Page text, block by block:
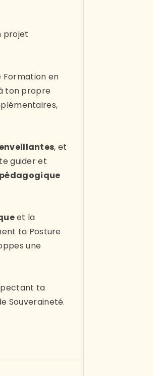
projet
Formation en
ton propre
, et
guider et
et la
ta Posture
une
ta
Souveraineté.